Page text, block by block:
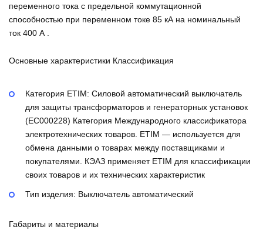
переменного тока с предельной коммутационной
способностью при переменном токе 85 кА на номинальный
ток 400 А .
Основные характеристики Классификация
Категория ETIM: Силовой автоматический выключатель
для защиты трансформаторов и генераторных установок
(EC000228) Категория Международного классификатора
электротехнических товаров. ETIM — используется для
обмена данными о товарах между поставщиками и
покупателями. КЭАЗ применяет ETIM для классификации
своих товаров и их технических характеристик
Тип изделия: Выключатель автоматический
Габариты и материалы